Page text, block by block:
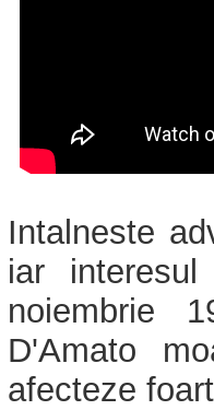
Intalneste
iar
noiembrie
D'Amato
afecteze